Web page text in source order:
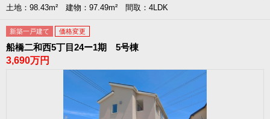
土地：98.43m² 建物：97.49m² 間取：4LDK
新築一戸建て 価格変更
船橋二和西5丁目24ー1期 5号棟
3,690万円